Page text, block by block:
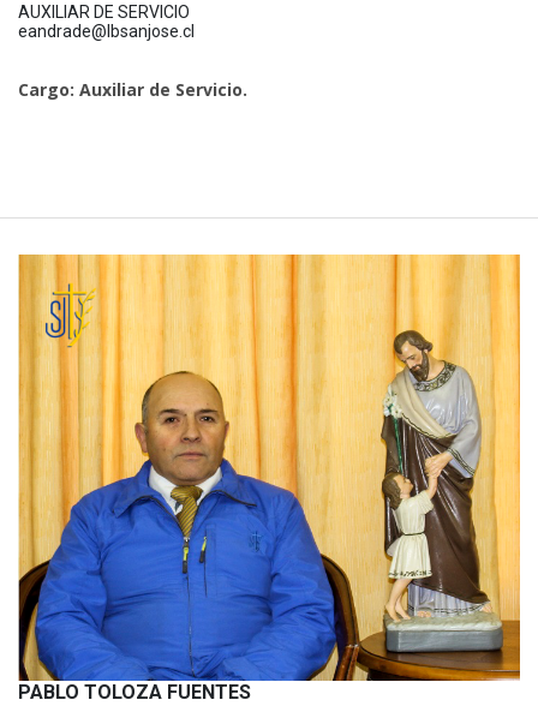
AUXILIAR DE SERVICIO
eandrade@lbsanjose.cl
Cargo: Auxiliar de Servicio.
PABLO TOLOZA FUENTES